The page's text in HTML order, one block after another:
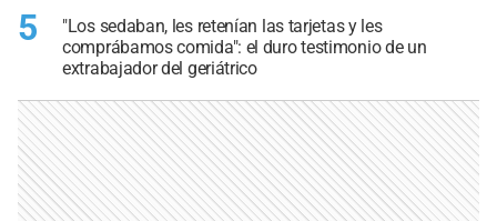
5
"Los sedaban, les retenían las tarjetas y les
comprábamos comida": el duro testimonio de un
extrabajador del geriátrico